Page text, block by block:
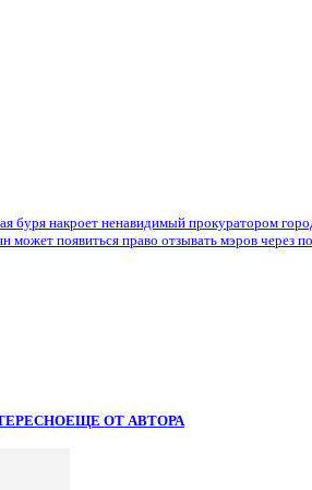
буря накроет ненавидимый прокуратором
может появиться право отзывать мэров через
ЕЩЕ ОТ АВТОРА